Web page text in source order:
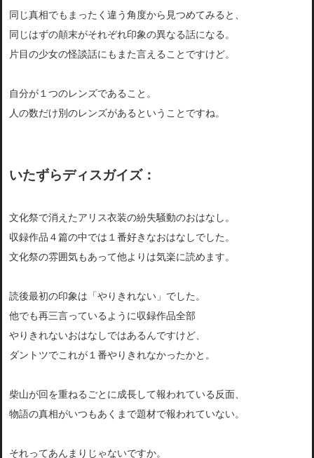
同じ真相でもまったく違う角度から見つめてみると、
同じはずの顛末がそれぞれ印象の異なる話になる。
片目の少女の怪談話にもまた言えることですけど。
自分が１つのレンズであること。
人の数だけ別のレンズがあるということですね。
いたずらディスガイズ：
文化祭で消えたアリス衣装の紛失騒動のおはなし。
収録作品４篇の中では１番好きなおはなしでした。
文化祭の雰囲気もあって他よりは気楽に読めます。
読後最初の印象は「やりきれない」でした。
他でも再三言っているように収録作品全部
やりきれないおはなしではあるんですけど、
ダントツでこれが１番やりきれなかったかと。
柴山が回を重ねるごとに成長して報われている反面、
物語の真相がいつもあくまで題材で報われていない。
それってあんまりじゃないですか。